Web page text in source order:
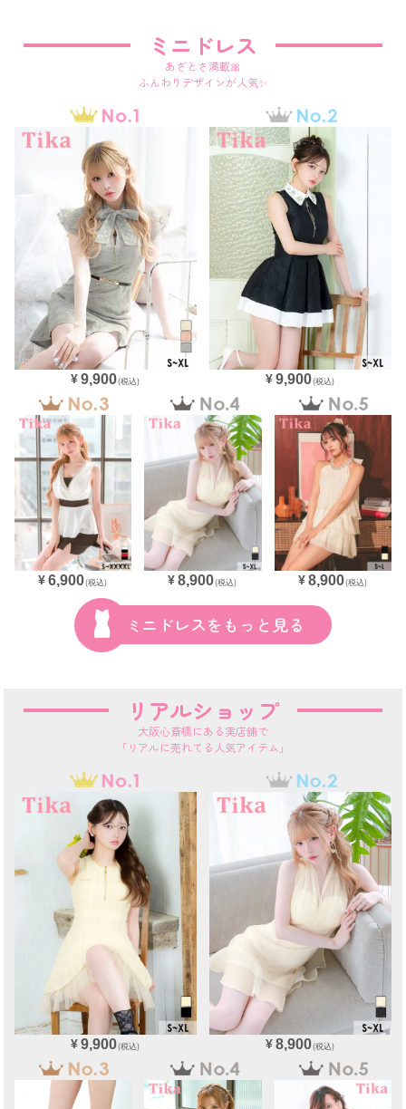
ミニドレス
あざとさ満載🎀
ふんわりデザインが人気✨
¥ 9,900(税込) ¥9,900(税込)
¥ 6,900(税込) ¥ 8,900(税込) ¥8,900(税込)
ミニドレスをもっと見る
リアルショップ
大阪心斎橋にある実店舗で
「リアルに売れてる人気アイテム」
¥ 9,900(税込) ¥8,900(税込)